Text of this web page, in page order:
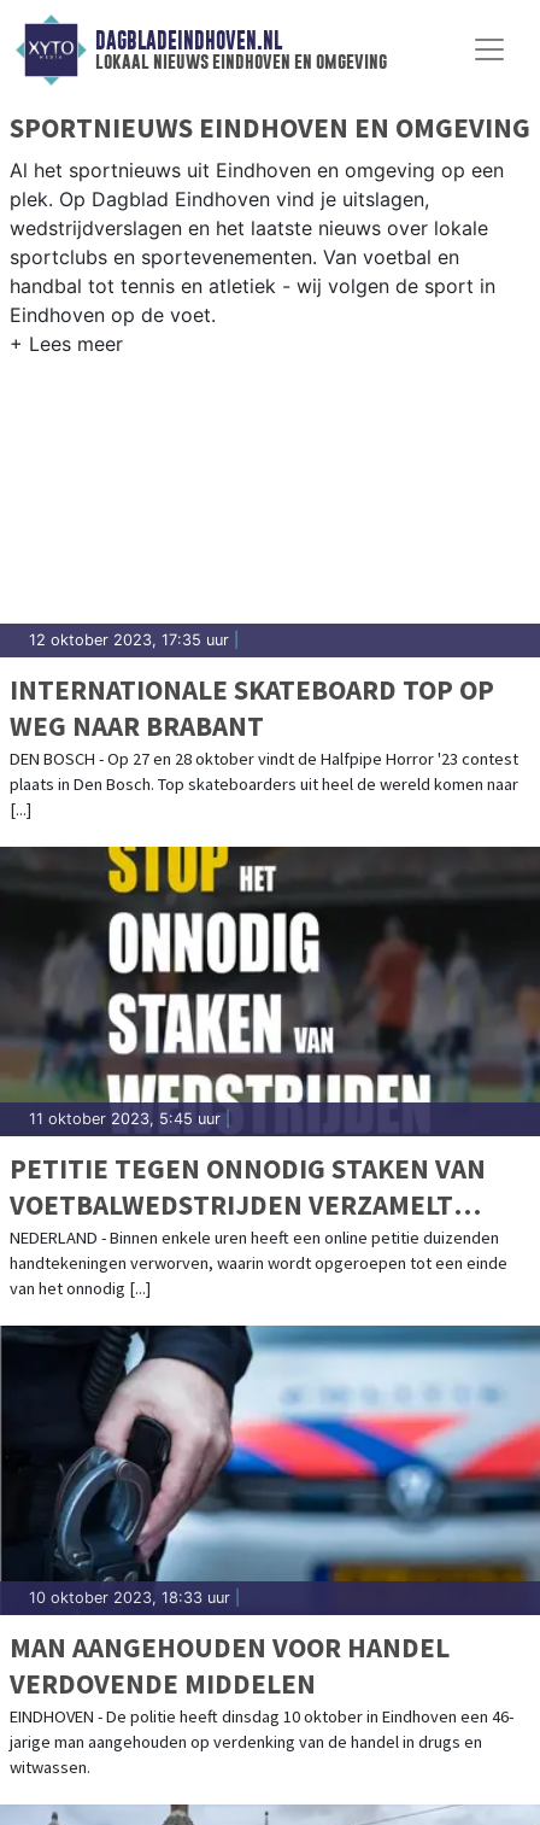
DAGBLADEINDHOVEN.NL
lokaal nieuws eindhoven en omgeving
SPORTNIEUWS EINDHOVEN EN OMGEVING
Al het sportnieuws uit Eindhoven en omgeving op een
plek. Op Dagblad Eindhoven vind je uitslagen,
wedstrijdverslagen en het laatste nieuws over lokale
sportclubs en sportevenementen. Van voetbal en
handbal tot tennis en atletiek - wij volgen de sport in
Eindhoven op de voet.
12 oktober 2023, 17:35 uur
INTERNATIONALE SKATEBOARD TOP OP
WEG NAAR BRABANT
DEN BOSCH - Op 27 en 28 oktober vindt de Halfpipe Horror '23 contest
plaats in Den Bosch. Top skateboarders uit heel de wereld komen naar
[...]
11 oktober 2023, 5:45 uur
PETITIE TEGEN ONNODIG STAKEN VAN
VOETBALWEDSTRIJDEN VERZAMELT
DUIZENDEN HANDTEKENINGEN IN
ENKELE UREN
NEDERLAND - Binnen enkele uren heeft een online petitie duizenden
handtekeningen verworven, waarin wordt opgeroepen tot een einde
van het onnodig [...]
10 oktober 2023, 18:33 uur
MAN AANGEHOUDEN VOOR HANDEL
VERDOVENDE MIDDELEN
EINDHOVEN - De politie heeft dinsdag 10 oktober in Eindhoven een 46-
jarige man aangehouden op verdenking van de handel in drugs en
witwassen.